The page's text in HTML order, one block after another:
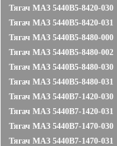
Тягач МАЗ 5440B5-8420-030
Тягач МАЗ 5440B5-8420-031
Тягач МАЗ 5440B5-8480-000
Тягач МАЗ 5440B5-8480-002
Тягач МАЗ 5440B5-8480-030
Тягач МАЗ 5440B5-8480-031
Тягач МАЗ 5440B7-1420-030
Тягач МАЗ 5440B7-1420-031
Тягач МАЗ 5440B7-1470-030
Тягач МАЗ 5440B7-1470-031